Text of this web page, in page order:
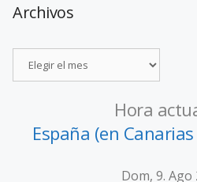
Archivos
Hora
España (en